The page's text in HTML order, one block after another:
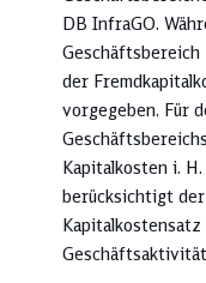
DB InfraGO.
der
vorgegeben. Für
Kapitalkosten i.
berücksichtigt